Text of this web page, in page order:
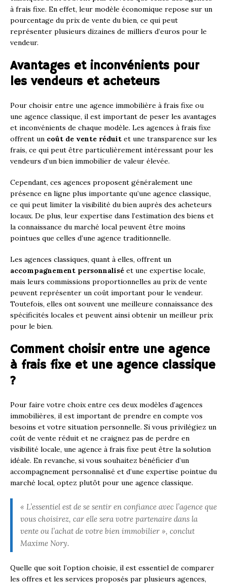
à frais fixe. En effet, leur modèle économique repose sur un
pourcentage du prix de vente du bien, ce qui peut
représenter plusieurs dizaines de milliers d’euros pour le
vendeur.
Avantages et inconvénients pour
les vendeurs et acheteurs
Pour choisir entre une agence immobilière à frais fixe ou
une agence classique, il est important de peser les avantages
et inconvénients de chaque modèle. Les agences à frais fixe
offrent un coût de vente réduit et une transparence sur les
frais, ce qui peut être particulièrement intéressant pour les
vendeurs d’un bien immobilier de valeur élevée.
Cependant, ces agences proposent généralement une
présence en ligne plus importante qu’une agence classique,
ce qui peut limiter la visibilité du bien auprès des acheteurs
locaux. De plus, leur expertise dans l’estimation des biens et
la connaissance du marché local peuvent être moins
pointues que celles d’une agence traditionnelle.
Les agences classiques, quant à elles, offrent un
accompagnement personnalisé et une expertise locale,
mais leurs commissions proportionnelles au prix de vente
peuvent représenter un coût important pour le vendeur.
Toutefois, elles ont souvent une meilleure connaissance des
spécificités locales et peuvent ainsi obtenir un meilleur prix
pour le bien.
Comment choisir entre une agence
à frais fixe et une agence classique
?
Pour faire votre choix entre ces deux modèles d’agences
immobilières, il est important de prendre en compte vos
besoins et votre situation personnelle. Si vous privilégiez un
coût de vente réduit et ne craignez pas de perdre en
visibilité locale, une agence à frais fixe peut être la solution
idéale. En revanche, si vous souhaitez bénéficier d’un
accompagnement personnalisé et d’une expertise pointue du
marché local, optez plutôt pour une agence classique.
« L’essentiel est de se sentir en confiance avec l’agence que
vous choisirez, car elle sera votre partenaire dans la
vente ou l’achat de votre bien immobilier », conclut
Maxime Nory.
Quelle que soit l’option choisie, il est essentiel de comparer
les offres et les services proposés par plusieurs agences,